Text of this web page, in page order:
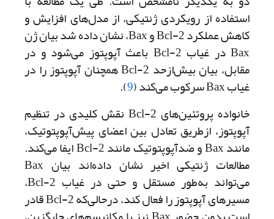
استفاده از رویکردی ژنتیکی، از مدل‌های افزایش و
کاهش عملکرد Bcl-2 و Bax، نشان داده شد بیان ژن
Bax در غیاب Bcl-2 باعث آپوپتوز می‌‌شود و در
مقابل، بیان بیش‌از‌حد Bcl-2 همچنان آپوپتوز را در
غیاب Bax سرکوب می‌کند ( 9
).
خانواده پروتئین‌های Bcl-2 نقش کلیدی در تنظیم
آپوپتوز، از‌طریق تعادل بین اعضای پیش‌آپوپتوتیک،
مانند Bax و ضدآپوپتوتیک مانند Bcl-2 ایفا می‌‌کند.
مطالعات ژنتیکی اخیر نشان داده‌اند بیان Bax
می‌‌تواند به‌طور مستقل و حتی در غیاب Bcl-2،
مسیرهای آپوپتوز را فعال کند، در‌حالی‌که Bcl-2 قادر